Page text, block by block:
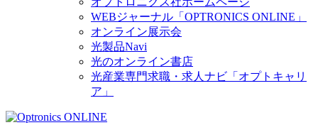
WEBジャーナル「OPTRONICS ONLINE」
オンライン展示会
光製品Navi
光のオンライン書店
光産業専門求職・求人ナビ「オプトキャリ
ア」